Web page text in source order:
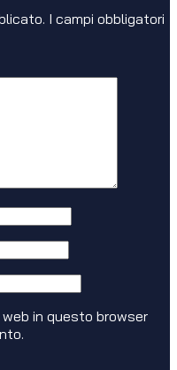
I campi obbligatori
in questo browser